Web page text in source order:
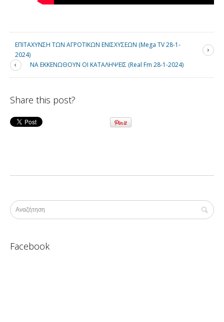
ΕΠΙΤΑΧΥΝΣΗ ΤΩΝ ΑΓΡΟΤΙΚΩΝ ΕΝΙΣΧΥΣΕΩΝ (Mega TV 28-1-
2024)
ΝΑ ΕΚΚΕΝΩΘΟΥΝ ΟΙ ΚΑΤΑΛΗΨΕΙΣ (Real Fm 28-1-2024)
Share this post?
Facebook